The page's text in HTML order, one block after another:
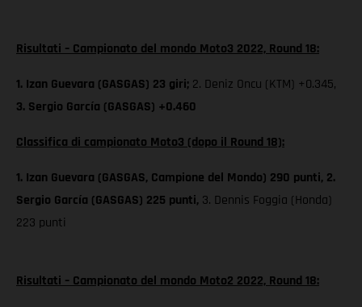
Risultati – Campionato del mondo Moto3 2022, Round 18:
1. Izan Guevara (GASGAS) 23 giri; 2. Deniz Oncu (KTM) +0.345,
3. Sergio García (GASGAS) +0.460
Classifica di campionato Moto3 (dopo il Round 18):
1. Izan Guevara (GASGAS, Campione del Mondo) 290 punti, 2.
Sergio García (GASGAS) 225 punti, 3. Dennis Foggia (Honda)
223 punti
Risultati – Campionato del mondo Moto2 2022, Round 18: